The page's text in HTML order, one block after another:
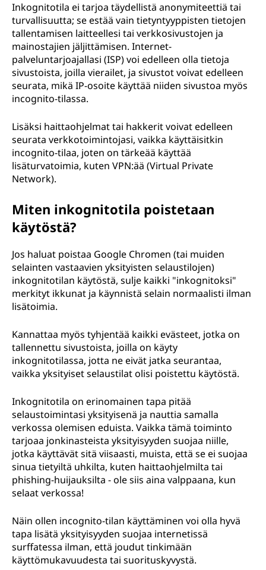
Inkognitotila ei tarjoa täydellistä anonymiteettiä tai
turvallisuutta; se estää vain tietyntyyppisten tietojen
tallentamisen laitteellesi tai verkkosivustojen ja
mainostajien jäljittämisen. Internet-
palveluntarjoajallasi (ISP) voi edelleen olla tietoja
sivustoista, joilla vierailet, ja sivustot voivat edelleen
seurata, mikä IP-osoite käyttää niiden sivustoa myös
incognito-tilassa.
Lisäksi haittaohjelmat tai hakkerit voivat edelleen
seurata verkkotoimintojasi, vaikka käyttäisitkin
incognito-tilaa, joten on tärkeää käyttää
lisäturvatoimia, kuten VPN:ää (Virtual Private
Network).
Miten inkognitotila poistetaan
käytöstä?
Jos haluat poistaa Google Chromen (tai muiden
selainten vastaavien yksityisten selaustilojen)
inkognitotilan käytöstä, sulje kaikki "inkognitoksi"
merkityt ikkunat ja käynnistä selain normaalisti ilman
lisätoimia.
Kannattaa myös tyhjentää kaikki evästeet, jotka on
tallennettu sivustoista, joilla on käyty
inkognitotilassa, jotta ne eivät jatka seurantaa,
vaikka yksityiset selaustilat olisi poistettu käytöstä.
Inkognitotila on erinomainen tapa pitää
selaustoimintasi yksityisenä ja nauttia samalla
verkossa olemisen eduista. Vaikka tämä toiminto
tarjoaa jonkinasteista yksityisyyden suojaa niille,
jotka käyttävät sitä viisaasti, muista, että se ei suojaa
sinua tietyiltä uhkilta, kuten haittaohjelmilta tai
phishing-huijauksilta - ole siis aina valppaana, kun
selaat verkossa!
Näin ollen incognito-tilan käyttäminen voi olla hyvä
tapa lisätä yksityisyyden suojaa internetissä
surffatessa ilman, että joudut tinkimään
käyttömukavuudesta tai suorituskyvystä.